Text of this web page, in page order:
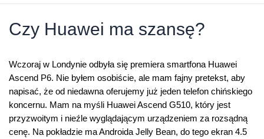
Q5
konkurs
Czy Huawei ma szansę?
Wczoraj w Londynie odbyła się premiera smartfona Huawei
Ascend P6. Nie byłem osobiście, ale mam fajny pretekst, aby
napisać, że od niedawna oferujemy już jeden telefon chińskiego
koncernu. Mam na myśli Huawei Ascend G510, który jest
przyzwoitym i nieźle wyglądającym urządzeniem za rozsądną
cenę. Na pokładzie ma Androida Jelly Bean, do tego ekran 4.5